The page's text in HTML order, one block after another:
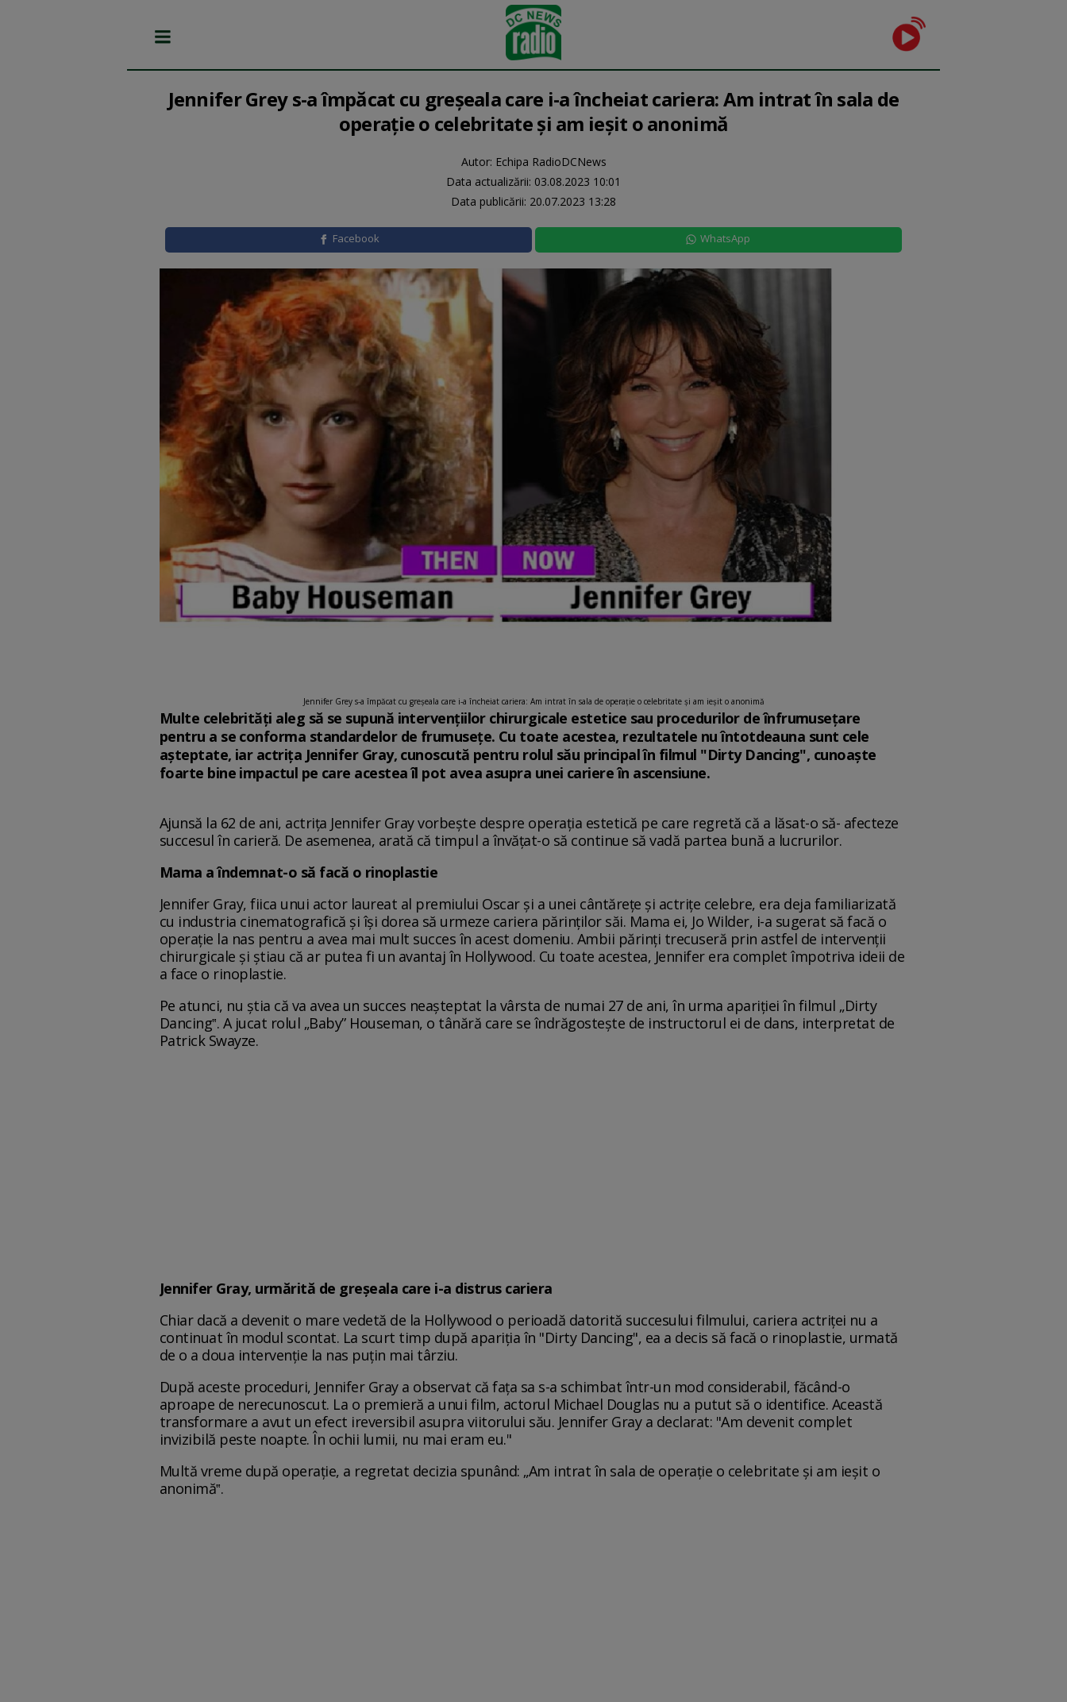
Jennifer Grey s-a împăcat cu greșeala care i-a încheiat cariera: Am intrat în sala de
operație o celebritate și am ieșit o anonimă
Autor: Echipa RadioDCNews
Data actualizării: 03.08.2023 10:01
Data publicării: 20.07.2023 13:28
Facebook WhatsApp
Jennifer Grey s-a împăcat cu greșeala care i-a încheiat cariera: Am intrat în sala de operație o celebritate și am ieșit o anonimă
Multe celebrități aleg să se supună intervențiilor chirurgicale estetice sau procedurilor de înfrumusețare
pentru a se conforma standardelor de frumusețe. Cu toate acestea, rezultatele nu întotdeauna sunt cele
așteptate, iar actrița Jennifer Gray, cunoscută pentru rolul său principal în filmul "Dirty Dancing", cunoaște
foarte bine impactul pe care acestea îl pot avea asupra unei cariere în ascensiune.
Ajunsă la 62 de ani, actrița Jennifer Gray vorbește despre operaţia estetică pe care regretă că a lăsat-o să- afecteze
succesul în carieră. De asemenea, arată că timpul a învățat-o să continue să vadă partea bună a lucrurilor.
Mama a îndemnat-o să facă o rinoplastie
Jennifer Gray, fiica unui actor laureat al premiului Oscar și a unei cântărețe și actrițe celebre, era deja familiarizată
cu industria cinematografică și își dorea să urmeze cariera părinților săi. Mama ei, Jo Wilder, i-a sugerat să facă o
operație la nas pentru a avea mai mult succes în acest domeniu. Ambii părinți trecuseră prin astfel de intervenții
chirurgicale și știau că ar putea fi un avantaj în Hollywood. Cu toate acestea, Jennifer era complet împotriva ideii de
a face o rinoplastie.
Pe atunci, nu ştia că va avea un succes neaşteptat la vârsta de numai 27 de ani, în urma apariţiei în filmul „Dirty
Dancing‟. A jucat rolul „Baby” Houseman, o tânără care se îndrăgostește de instructorul ei de dans, interpretat de
Patrick Swayze.
Jennifer Gray, urmărită de greșeala care i-a distrus cariera
Chiar dacă a devenit o mare vedetă de la Hollywood o perioadă datorită succesului filmului, cariera actriței nu a
continuat în modul scontat. La scurt timp după apariția în "Dirty Dancing", ea a decis să facă o rinoplastie, urmată
de o a doua intervenție la nas puțin mai târziu.
După aceste proceduri, Jennifer Gray a observat că fața sa s-a schimbat într-un mod considerabil, făcând-o
aproape de nerecunoscut. La o premieră a unui film, actorul Michael Douglas nu a putut să o identifice. Această
transformare a avut un efect ireversibil asupra viitorului său. Jennifer Gray a declarat: "Am devenit complet
invizibilă peste noapte. În ochii lumii, nu mai eram eu."
Multă vreme după operație, a regretat decizia spunând: „Am intrat în sala de operație o celebritate și am ieșit o
anonimă‟.